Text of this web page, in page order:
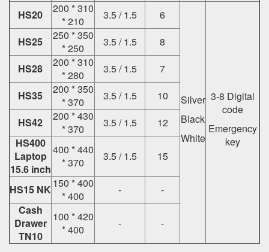
HS20
200 * 310
* 210
3.5 / 1.5 6
Silver
Black
White
3-8 Digital
code
Emergency
key
HS25
250 * 350
* 250
3.5 / 1.5
8
HS28
200 * 310
* 280
3.5 / 1.5
7
HS35
200 * 350
* 370
3.5 / 1.5
10
HS42
200 * 430
* 370
3.5 / 1.5
12
HS400
Laptop
15.6 inch
400 * 440
* 370
3.5 / 1.5 15
HS15 NK 150 * 400
* 400
-
-
Cash
Drawer
TN10
100 * 420
* 400
- -